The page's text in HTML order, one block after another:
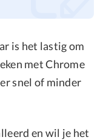
is het lastig om
met Chrome
snel of minder
en wil je het